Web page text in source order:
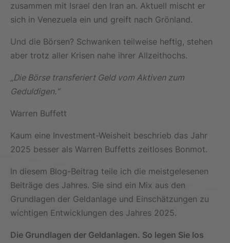
zusammen mit Israel den Iran an. Aktuell mischt er
sich in Venezuela ein und greift nach Grönland.
Und die Börsen? Schwanken teilweise heftig, stehen
aber trotz aller Krisen nahe ihrer Allzeithochs.
„Die Börse transferiert Geld vom Aktiven zum
Geduldigen.“
Warren Buffett
Kaum eine Investment-Weisheit beschrieb das Jahr
2025 besser als Warren Buffetts zeitloses Bonmot.
In diesem Blog-Beitrag teile ich die meistgelesenen
Beiträge des Jahres. Sie sind ein Mix aus den
Grundlagen der Geldanlage und Einschätzungen zu
wichtigen Entwicklungen des Jahres 2025.
Die Grundlagen der Geldanlagen. So legen Sie los